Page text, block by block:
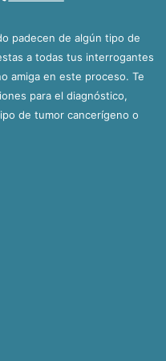
padecen de algún tipo de
a todas tus interrogantes
amiga en este proceso. Te
para el diagnóstico,
de tumor cancerígeno o